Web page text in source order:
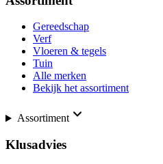
Gereedschap
Verf
Vloeren & tegels
Tuin
Alle merken
Bekijk het assortiment
Assortiment
Klusadvies